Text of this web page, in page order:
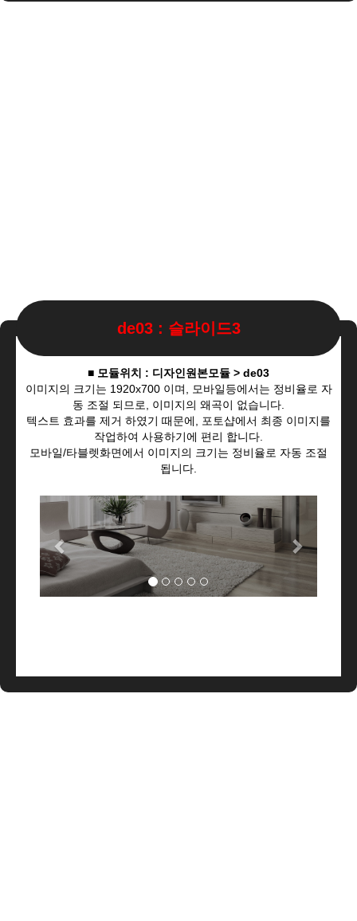
de03 : 슬라이드3
■ 모듈위치 : 디자인원본모듈 > de03
이미지의 크기는 1920x700 이며, 모바일등에서는 정비율로 자
동 조절 되므로, 이미지의 왜곡이 없습니다.
텍스트 효과를 제거 하였기 때문에, 포토샵에서 최종 이미지를
작업하여 사용하기에 편리 합니다.
모바일/타블렛화면에서 이미지의 크기는 정비율로 자동 조절
됩니다.
Previous